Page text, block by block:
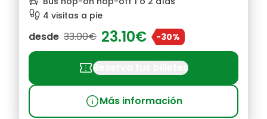
footprint 4 visitas a pie
desde 33.00€ 23.10€ -30%
confirmation_numberReserva tus billetes
infoMás información